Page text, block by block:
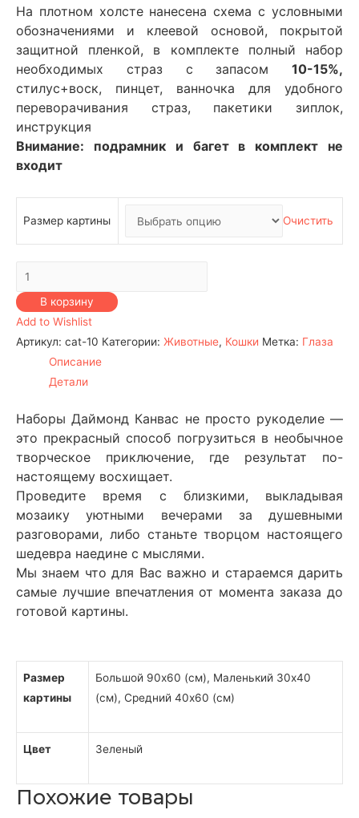
На плотном холсте нанесена схема с условными
обозначениями и клеевой основой, покрытой
защитной пленкой, в комплекте полный набор
необходимых страз с запасом 10-15%,
стилус+воск, пинцет, ванночка для удобного
переворачивания страз, пакетики зиплок,
инструкция
Внимание: подрамник и багет в комплект не
входит
Размер картины Очистить
Количество
Животные
–
№10
В корзину
Add to Wishlist
Артикул: cat-10 Категории: Животные, Кошки Метка: Глаза
Описание
Детали
Наборы Даймонд Канвас не просто рукоделие —
это прекрасный способ погрузиться в необычное
творческое приключение, где результат по-
настоящему восхищает.
Проведите время с близкими, выкладывая
мозаику уютными вечерами за душевными
разговорами, либо станьте творцом настоящего
шедевра наедине с мыслями.
Мы знаем что для Вас важно и стараемся дарить
самые лучшие впечатления от момента заказа до
готовой картины.
Размер
картины
Большой 90х60 (см), Маленький 30х40
(см), Средний 40х60 (см)
Цвет Зеленый
Похожие товары